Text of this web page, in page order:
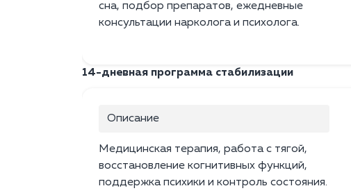
сна, подбор препаратов, ежедневные
консультации нарколога и психолога.
14-дневная программа стабилизации
Описание
Медицинская терапия, работа с тягой,
восстановление когнитивных функций,
поддержка психики и контроль состояния.